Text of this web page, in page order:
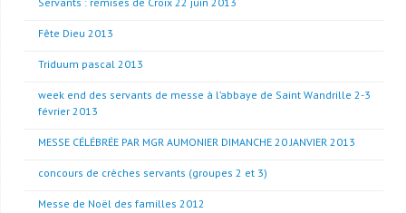
Fête Dieu 2013
Triduum pascal 2013
week end des servants de messe à l’abbaye de Saint Wandrille 2-3
février 2013
MESSE CÉLÉBRÉE PAR MGR AUMONIER DIMANCHE 20 JANVIER 2013
concours de crèches servants (groupes 2 et 3)
Messe de Noël des familles 2012